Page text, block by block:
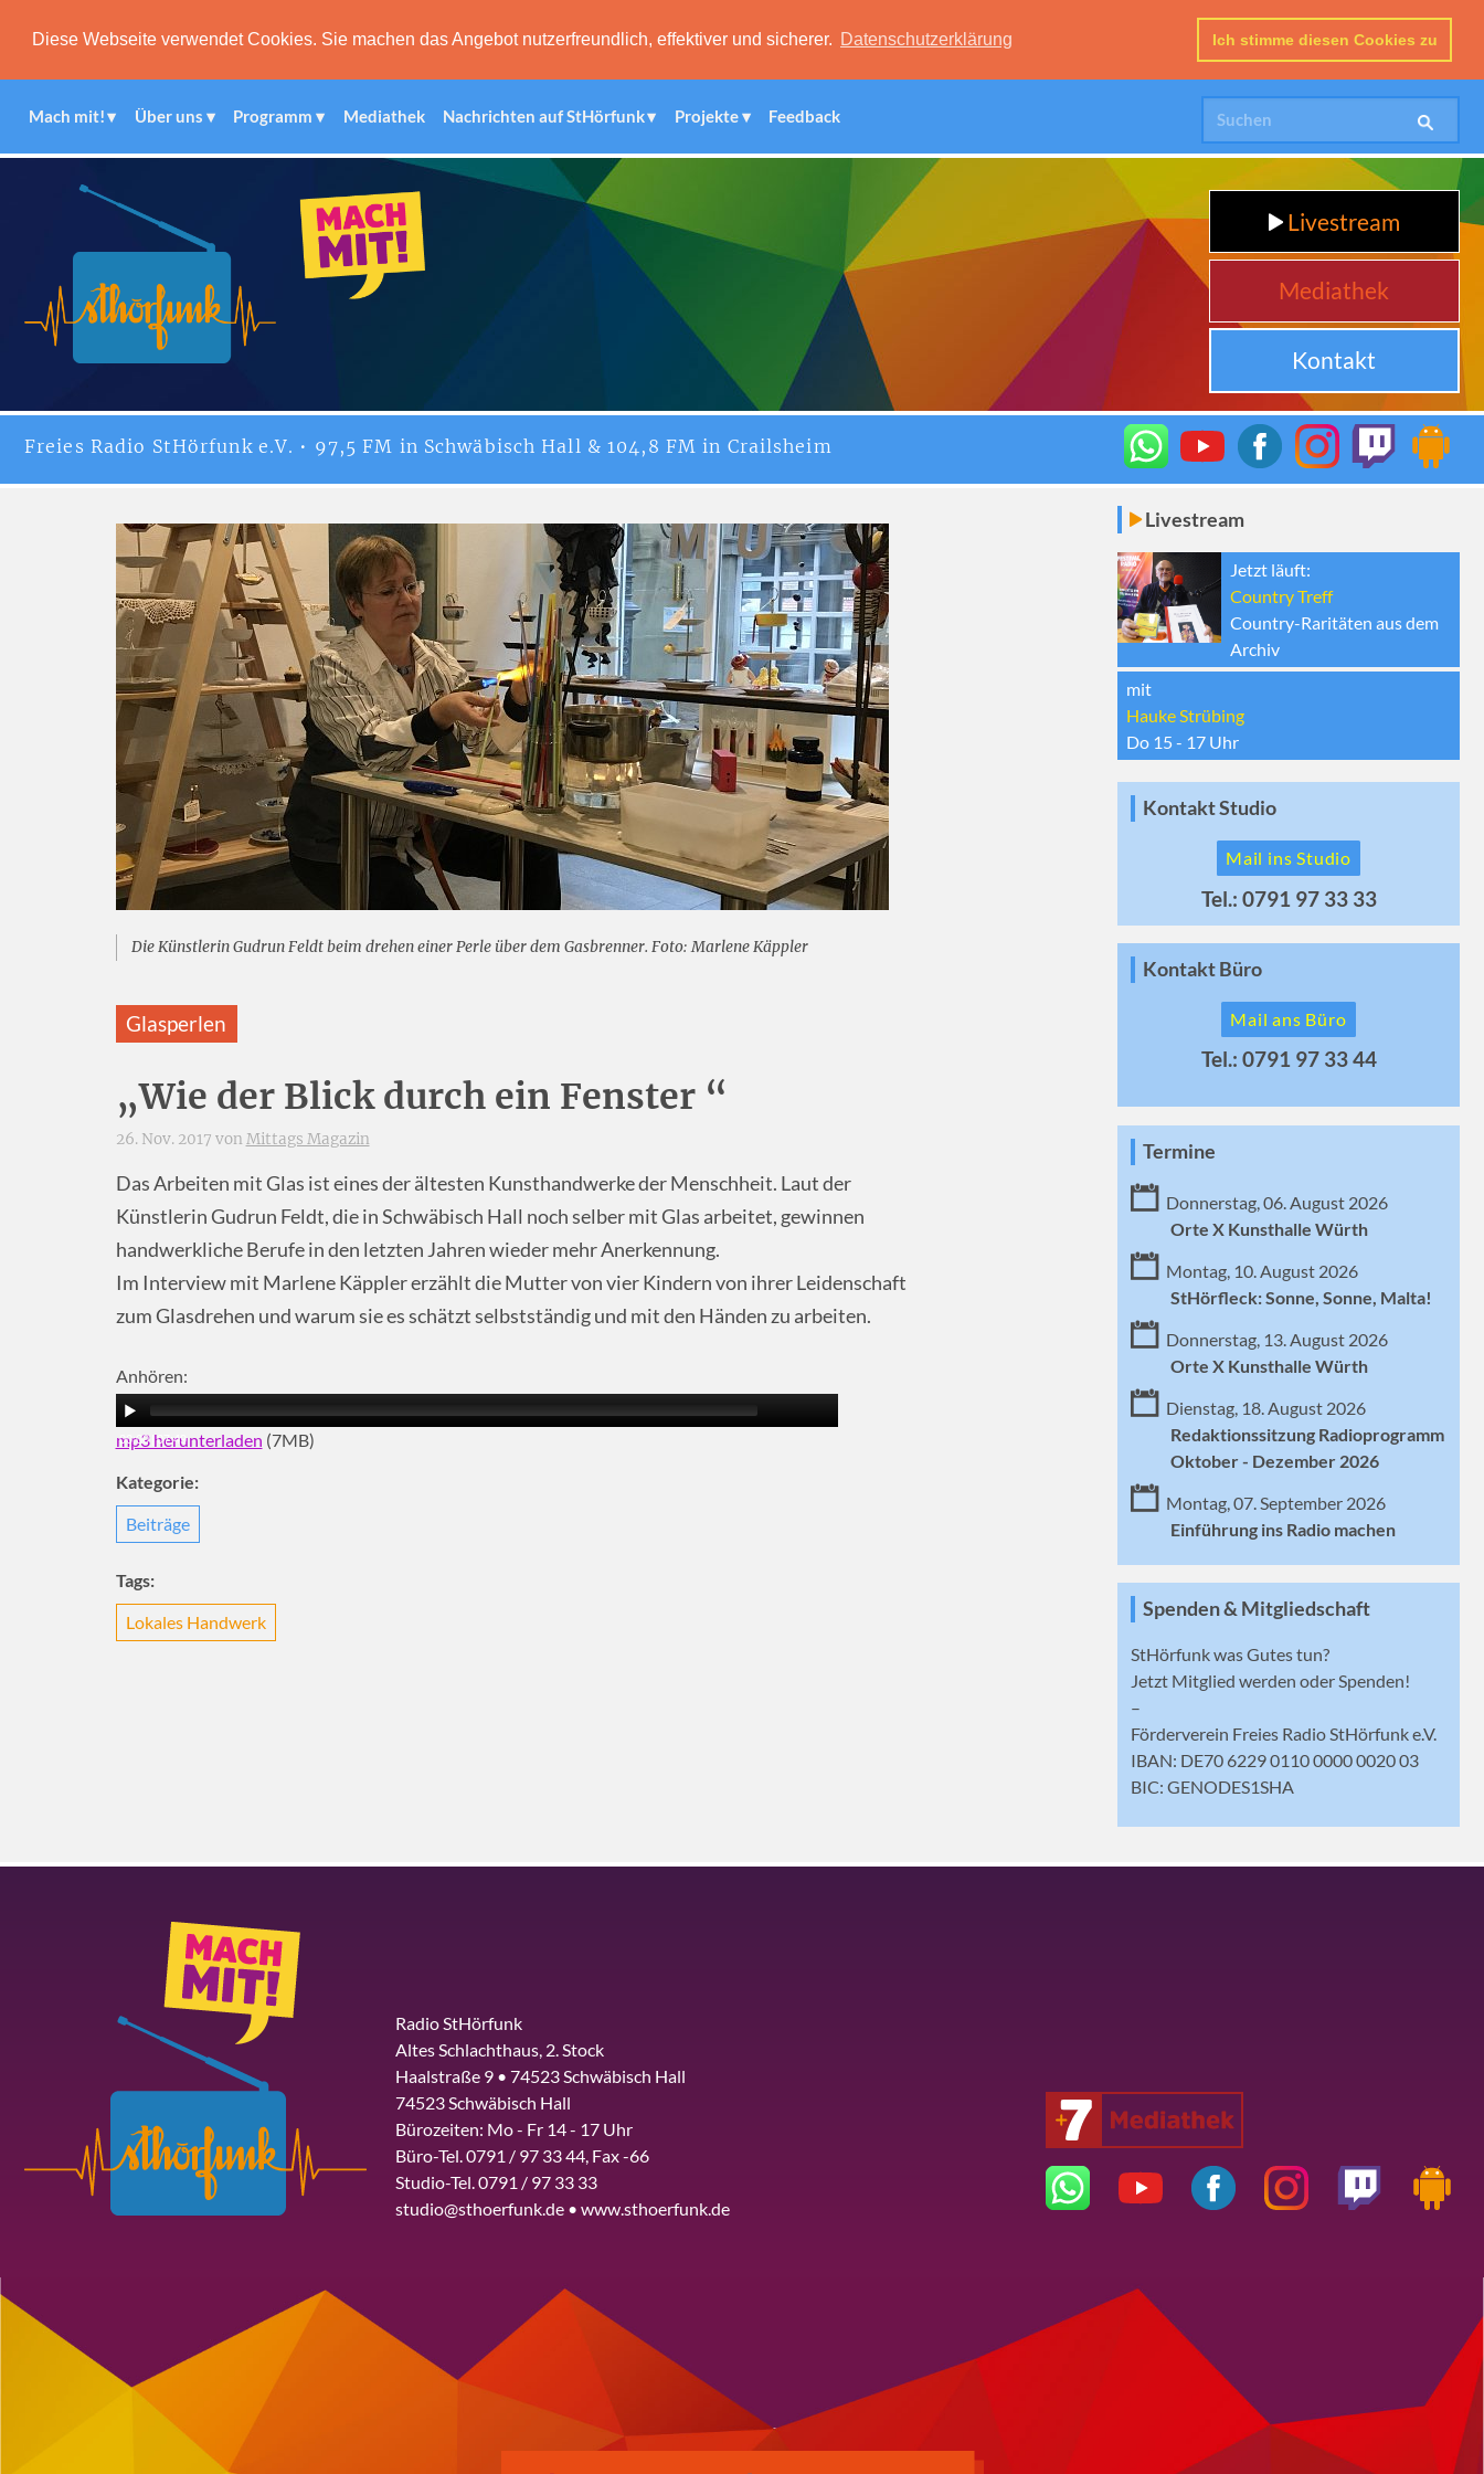
Diese Webseite verwendet Cookies. Sie machen das Angebot nutzerfreundlich, effektiver und sicherer. Datenschutzerklärung Ich stimme diesen Cookies zu
Mach mit! Über uns Programm Mediathek Nachrichten auf StHörfunk Projekte Feedback
Livestream
Mediathek
Kontakt
Freies Radio StHörfunke.V. • 97,5 FM in Schwäbisch Hall & 104,8 FM in Crailsheim
Die Künstlerin Gudrun Feldt beim drehen einer Perle über dem Gasbrenner. Foto: Marlene Käppler
Glasperlen
„Wie der Blick durch ein Fenster “
26. Nov. 2017 von Mittags Magazin
Das Arbeiten mit Glas ist eines der ältesten Kunsthandwerke der Menschheit. Laut der
Künstlerin Gudrun Feldt, die in Schwäbisch Hall noch selber mit Glas arbeitet, gewinnen
handwerkliche Berufe in den letzten Jahren wieder mehr Anerkennung.
Im Interview mit Marlene Käppler erzählt die Mutter von vier Kindern von ihrer Leidenschaft
zum Glasdrehen und warum sie es schätzt selbstständig und mit den Händen zu arbeiten.
Anhören:
00:00 07:49
mp3 herunterladen (7MB)
Kategorie:
Beiträge
Tags:
Lokales Handwerk
Livestream
Jetzt läuft:
Country Treff
Country-Raritäten aus dem
Archiv
mit
Hauke Strübing
Do 15 - 17 Uhr
Kontakt Studio
Mail ins Studio
Tel.: 0791 97 33 33
Kontakt Büro
Mail ans Büro
Tel.: 0791 97 33 44
Termine
Donnerstag, 06. August 2026
Orte X Kunsthalle Würth
Montag, 10. August 2026
StHörfleck: Sonne, Sonne, Malta!
Donnerstag, 13. August 2026
Orte X Kunsthalle Würth
Dienstag, 18. August 2026
Redaktionssitzung Radioprogramm
Oktober - Dezember 2026
Montag, 07. September 2026
Einführung ins Radio machen
Spenden & Mitgliedschaft
StHörfunk was Gutes tun?
Jetzt Mitglied werden oder Spenden!
–
Förderverein Freies Radio StHörfunk e.V.
IBAN: DE70 6229 0110 0000 0020 03
BIC: GENODES1SHA
Radio StHörfunk
Altes Schlachthaus, 2. Stock
Haalstraße 9 • 74523 Schwäbisch Hall
74523 Schwäbisch Hall
Bürozeiten: Mo - Fr 14 - 17 Uhr
Büro-Tel. 0791 / 97 33 44, Fax -66
Studio-Tel. 0791 / 97 33 33
studio@sthoerfunk.de • www.sthoerfunk.de